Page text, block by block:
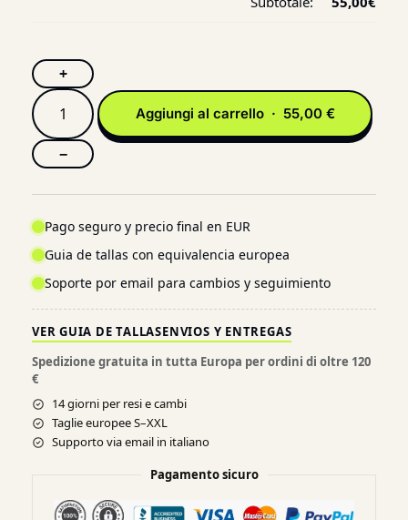
+
−
Aggiungi al carrello · 55,00 €
Pago seguro y precio final en EUR
Guia de tallas con equivalencia europea
Soporte por email para cambios y seguimiento
VER GUIA DE TALLASENVIOS Y ENTREGAS
Spedizione gratuita in tutta Europa per ordini di oltre 120
€
14 giorni per resi e cambi
Taglie europee S–XXL
Supporto via email in italiano
Pagamento sicuro